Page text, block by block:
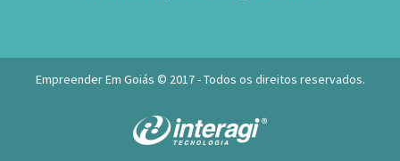
Empreender Em Goiás © 2017 - Todos os direitos reservados.